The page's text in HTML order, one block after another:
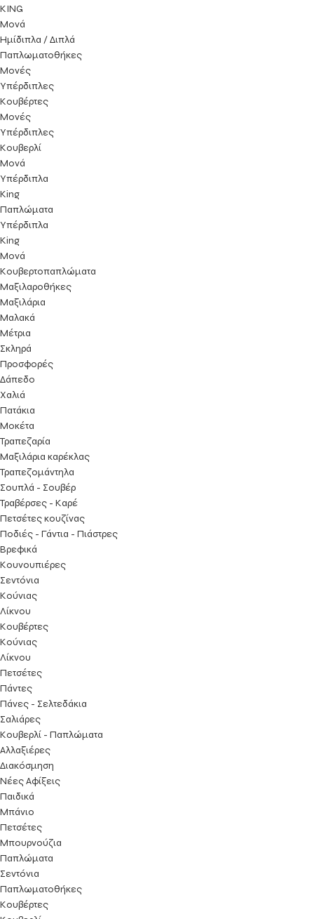
KING
Μονά
Ημίδιπλα / Διπλά
Παπλωματοθήκες
Μονές
Υπέρδιπλες
Κουβέρτες
Μονές
Υπέρδιπλες
Κουβερλί
Μονά
Υπέρδιπλα
King
Παπλώματα
Υπέρδιπλα
King
Μονά
Κουβερτοπαπλώματα
Μαξιλαροθήκες
Μαξιλάρια
Μαλακά
Μέτρια
Σκληρά
Προσφορές
Δάπεδο
Χαλιά
Πατάκια
Μοκέτα
Τραπεζαρία
Μαξιλάρια καρέκλας
Τραπεζομάντηλα
Σουπλά - Σουβέρ
Τραβέρσες - Καρέ
Πετσέτες κουζίνας
Ποδιές - Γάντια - Πιάστρες
Βρεφικά
Κουνουπιέρες
Σεντόνια
Κούνιας
Λίκνου
Κουβέρτες
Κούνιας
Λίκνου
Πετσέτες
Πάντες
Πάνες - Σελτεδάκια
Σαλιάρες
Κουβερλί - Παπλώματα
Αλλαξιέρες
Διακόσμηση
Νέες Αφίξεις
Παιδικά
Μπάνιο
Πετσέτες
Μπουρνούζια
Παπλώματα
Σεντόνια
Παπλωματοθήκες
Κουβέρτες